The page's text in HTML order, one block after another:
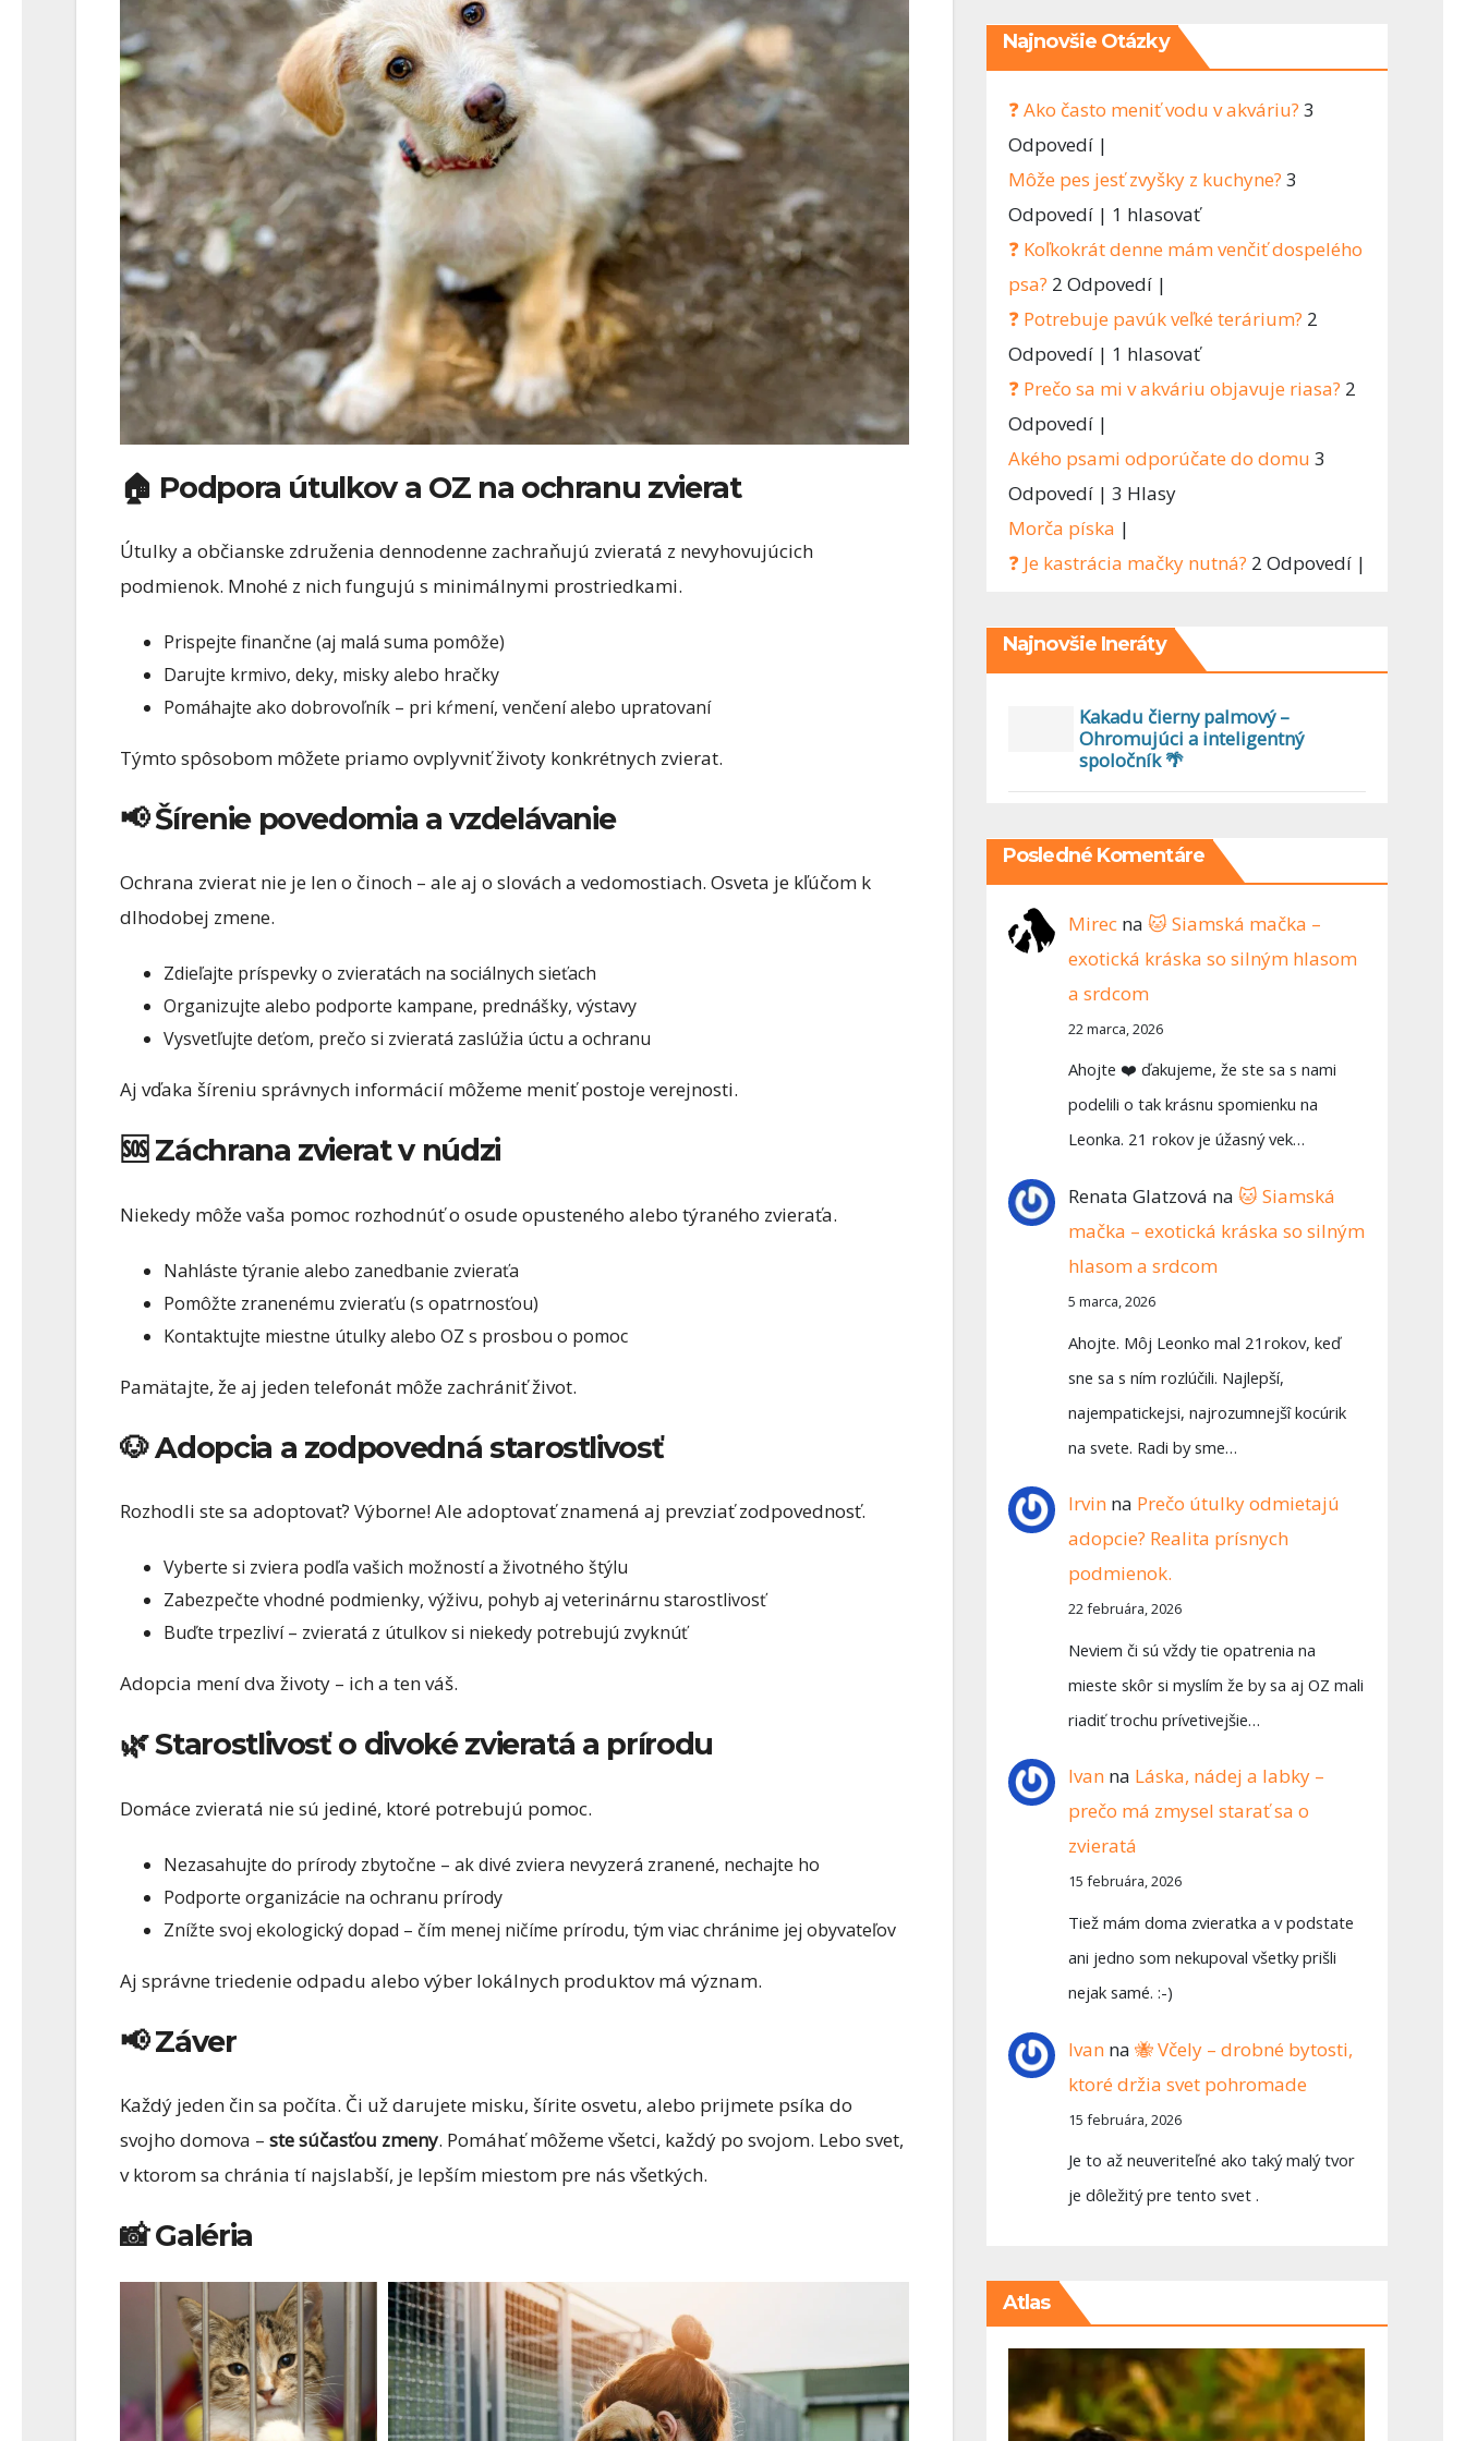
🏠 Podpora útulkov a OZ na ochranu zvierat
Útulky a občianske združenia dennodenne zachraňujú zvieratá z nevyhovujúcich
podmienok. Mnohé z nich fungujú s minimálnymi prostriedkami.
Prispejte finančne (aj malá suma pomôže)
Darujte krmivo, deky, misky alebo hračky
Pomáhajte ako dobrovoľník – pri kŕmení, venčení alebo upratovaní
Týmto spôsobom môžete priamo ovplyvniť životy konkrétnych zvierat.
📢 Šírenie povedomia a vzdelávanie
Ochrana zvierat nie je len o činoch – ale aj o slovách a vedomostiach. Osveta je kľúčom k
dlhodobej zmene.
Zdieľajte príspevky o zvieratách na sociálnych sieťach
Organizujte alebo podporte kampane, prednášky, výstavy
Vysvetľujte deťom, prečo si zvieratá zaslúžia úctu a ochranu
Aj vďaka šíreniu správnych informácií môžeme meniť postoje verejnosti.
🆘 Záchrana zvierat v núdzi
Niekedy môže vaša pomoc rozhodnúť o osude opusteného alebo týraného zvieraťa.
Nahláste týranie alebo zanedbanie zvieraťa
Pomôžte zranenému zvieraťu (s opatrnosťou)
Kontaktujte miestne útulky alebo OZ s prosbou o pomoc
Pamätajte, že aj jeden telefonát môže zachrániť život.
🐶 Adopcia a zodpovedná starostlivosť
Rozhodli ste sa adoptovať? Výborne! Ale adoptovať znamená aj prevziať zodpovednosť.
Vyberte si zviera podľa vašich možností a životného štýlu
Zabezpečte vhodné podmienky, výživu, pohyb aj veterinárnu starostlivosť
Buďte trpezliví – zvieratá z útulkov si niekedy potrebujú zvyknúť
Adopcia mení dva životy – ich a ten váš.
🌿 Starostlivosť o divoké zvieratá a prírodu
Domáce zvieratá nie sú jediné, ktoré potrebujú pomoc.
Nezasahujte do prírody zbytočne – ak divé zviera nevyzerá zranené, nechajte ho
Podporte organizácie na ochranu prírody
Znížte svoj ekologický dopad – čím menej ničíme prírodu, tým viac chránime jej obyvateľov
Aj správne triedenie odpadu alebo výber lokálnych produktov má význam.
📢 Záver
Každý jeden čin sa počíta. Či už darujete misku, šírite osvetu, alebo prijmete psíka do
svojho domova – ste súčasťou zmeny. Pomáhať môžeme všetci, každý po svojom. Lebo svet,
v ktorom sa chránia tí najslabší, je lepším miestom pre nás všetkých.
📸 Galéria
chce všetko hneď
Najnovšie Otázky
❓ Ako často meniť vodu v akváriu? 3
Odpovedí |
Môže pes jesť zvyšky z kuchyne? 3
Odpovedí | 1 hlasovať
❓ Koľkokrát denne mám venčiť dospelého
psa? 2 Odpovedí |
❓ Potrebuje pavúk veľké terárium? 2
Odpovedí | 1 hlasovať
❓ Prečo sa mi v akváriu objavuje riasa? 2
Odpovedí |
Akého psami odporúčate do domu 3
Odpovedí | 3 Hlasy
Morča píska |
❓ Je kastrácia mačky nutná? 2 Odpovedí |
Najnovšie Ineráty
Kakadu čierny palmový –
Ohromujúci a inteligentný
spoločník 🌴
Posledné Komentáre
Mirec na🐱 Siamská mačka –
exotická kráska so silným hlasom
a srdcom
22 marca, 2026
Ahojte ❤️ ďakujeme, že ste sa s nami
podelili o tak krásnu spomienku na
Leonka. 21 rokov je úžasný vek…
Renata Glatzová na🐱 Siamská
mačka – exotická kráska so silným
hlasom a srdcom
5 marca, 2026
Ahojte. Môj Leonko mal 21rokov, keď
sne sa s ním rozlúčili. Najlepší,
najempatickejsi, najrozumnejšî kocúrik
na svete. Radi by sme…
Irvin na Prečo útulky odmietajú
adopcie? Realita prísnych
podmienok.
22 februára, 2026
Neviem či sú vždy tie opatrenia na
mieste skôr si myslím že by sa aj OZ mali
riadiť trochu prívetivejšie…
Ivan na Láska, nádej a labky –
prečo má zmysel starať sa o
zvieratá
15 februára, 2026
Tiež mám doma zvieratka a v podstate
ani jedno som nekupoval všetky prišli
nejak samé. :-)
Ivan na🐝 Včely – drobné bytosti,
ktoré držia svet pohromade
15 februára, 2026
Je to až neuveriteľné ako taký malý tvor
je dôležitý pre tento svet .
Atlas